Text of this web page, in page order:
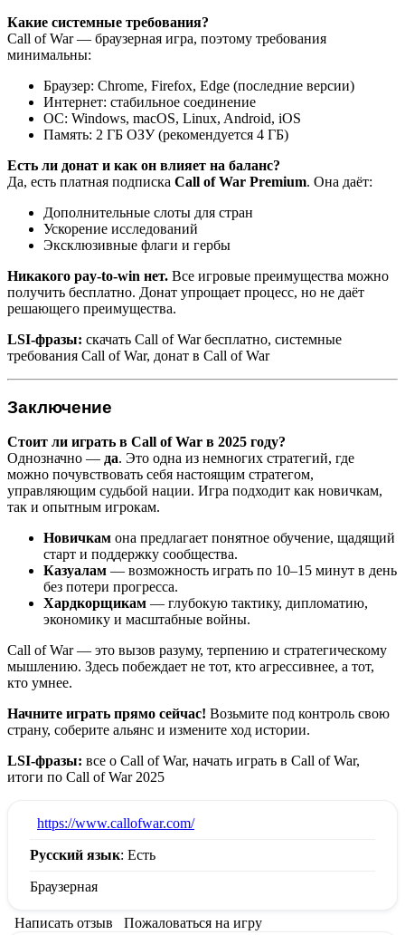
Какие системные требования?
Call of War — браузерная игра, поэтому требования
минимальны:
Браузер: Chrome, Firefox, Edge (последние версии)
Интернет: стабильное соединение
ОС: Windows, macOS, Linux, Android, iOS
Память: 2 ГБ ОЗУ (рекомендуется 4 ГБ)
Есть ли донат и как он влияет на баланс?
Да, есть платная подписка Call of War Premium. Она даёт:
Дополнительные слоты для стран
Ускорение исследований
Эксклюзивные флаги и гербы
Никакого pay-to-win нет. Все игровые преимущества можно
получить бесплатно. Донат упрощает процесс, но не даёт
решающего преимущества.
LSI-фразы: скачать Call of War бесплатно, системные
требования Call of War, донат в Call of War
Заключение
Стоит ли играть в Call of War в 2025 году?
Однозначно — да. Это одна из немногих стратегий, где
можно почувствовать себя настоящим стратегом,
управляющим судьбой нации. Игра подходит как новичкам,
так и опытным игрокам.
Новичкам она предлагает понятное обучение, щадящий
старт и поддержку сообщества.
Казуалам — возможность играть по 10–15 минут в день
без потери прогресса.
Хардкорщикам — глубокую тактику, дипломатию,
экономику и масштабные войны.
Call of War — это вызов разуму, терпению и стратегическому
мышлению. Здесь побеждает не тот, кто агрессивнее, а тот,
кто умнее.
Начните играть прямо сейчас! Возьмите под контроль свою
страну, соберите альянс и измените ход истории.
LSI-фразы: все о Call of War, начать играть в Call of War,
итоги по Call of War 2025
https://www.callofwar.com/
Русский язык: Есть
Браузерная
Написать отзыв Пожаловаться на игру